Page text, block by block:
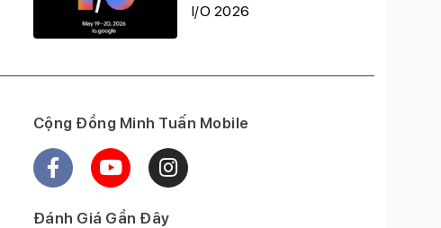
I/O 2026
Cộng Đồng Minh Tuấn Mobile
Đánh Giá Gần Đây